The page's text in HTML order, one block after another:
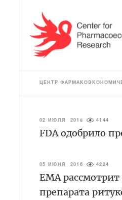
ЦЕНТР
02 ИЮЛЯ 2018 4144
FDA одобрило
05 ИЮНЯ 2016 4224
ЕМА рассмотрит
препарата